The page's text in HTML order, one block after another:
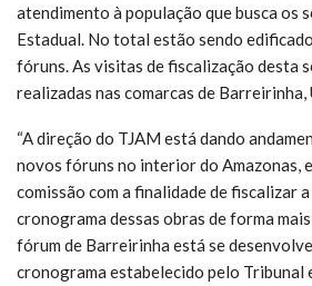
atendimento à população que busca os
Estadual. No total estão sendo
fóruns. As visitas de fiscalização desta
realizadas nas comarcas de
“A direção do TJAM está dando
novos fóruns no interior do Amazonas,
comissão com a finalidade de fiscalizar
cronograma dessas obras de forma
fórum de Barreirinha está se
cronograma estabelecido pelo Tribunal